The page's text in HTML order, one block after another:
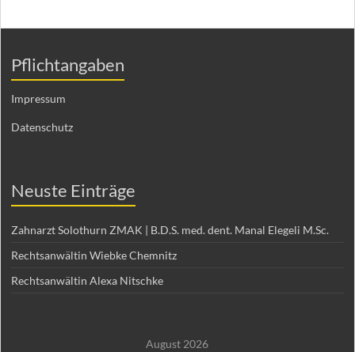
Pflichtangaben
Impressum
Datenschutz
Neuste Einträge
Zahnarzt Solothurn ZMAK | B.D.S. med. dent. Manal Elegeli M.Sc.
Rechtsanwältin Wiebke Chemnitz
Rechtsanwältin Alexa Nitschke
August 2026